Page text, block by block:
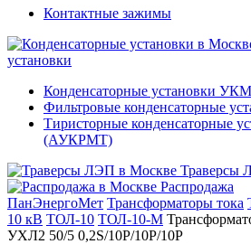
Контактные зажимы
установки
Конденсаторные установки УКМ
Фильтровые конденсаторные
Тиристорные конденсаторные
(АУКРМТ)
Траверсы
Распродажа
ПанЭнергоМет Трансформаторы тока
10 кВ ТОЛ-10 ТОЛ-10-М
УХЛ2 50/5 0,2S/10Р/10Р/10Р